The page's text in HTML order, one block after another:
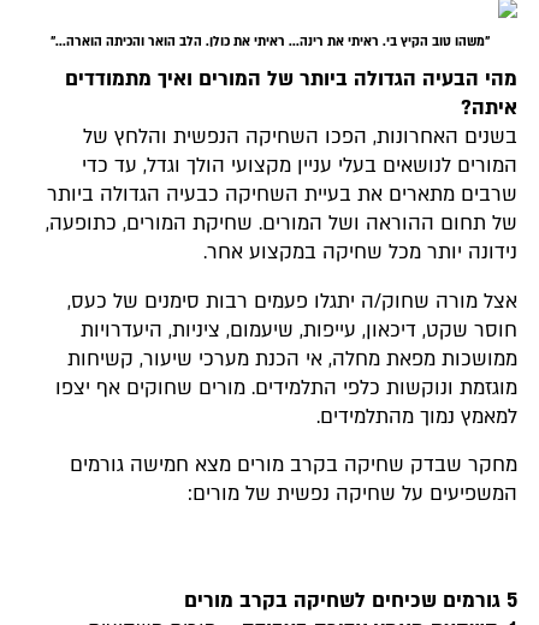
"משהו טוב הקיץ בי. ראיתי את רינה... ראיתי את כולן. הלב הואר והכיתה הוארה..."
מהי הבעיה הגדולה ביותר של המורים ואיך מתמודדים
איתה?
בשנים האחרונות, הפכו השחיקה הנפשית והלחץ של
המורים לנושאים בעלי עניין מקצועי הולך וגדל, עד כדי
שרבים מתארים את בעיית השחיקה כבעיה הגדולה ביותר
של תחום ההוראה ושל המורים. שחיקת המורים, כתופעה,
נידונה יותר מכל שחיקה במקצוע אחר.
אצל מורה שחוק/ה יתגלו פעמים רבות סימנים של כעס,
חוסר שקט, דיכאון, עייפות, שיעמום, ציניות, היעדרויות
ממושכות מפאת מחלה, אי הכנת מערכי שיעור, קשיחות
מוגזמת ונוקשות כלפי התלמידים. מורים שחוקים אף יצפו
למאמץ נמוך מהתלמידים.
מחקר שבדק שחיקה בקרב מורים מצא חמישה גורמים
המשפיעים על שחיקה נפשית של מורים:
5 גורמים שכיחים לשחיקה בקרב מורים